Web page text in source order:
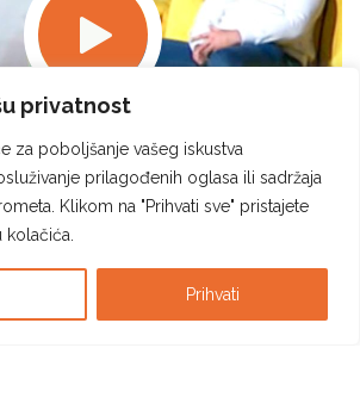
privatnost
za poboljšanje vašeg iskustva
prilagođenih oglasa ili sadržaja
Klikom na "Prihvati sve" pristajete
Prihvati